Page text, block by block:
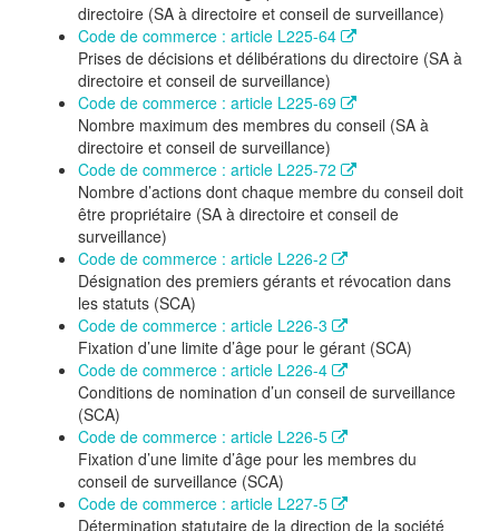
directoire (SA à directoire et conseil de surveillance)
Code de commerce : article L225-64
Prises de décisions et délibérations du directoire (SA à
directoire et conseil de surveillance)
Code de commerce : article L225-69
Nombre maximum des membres du conseil (SA à
directoire et conseil de surveillance)
Code de commerce : article L225-72
Nombre d’actions dont chaque membre du conseil doit
être propriétaire (SA à directoire et conseil de
surveillance)
Code de commerce : article L226-2
Désignation des premiers gérants et révocation dans
les statuts (SCA)
Code de commerce : article L226-3
Fixation d’une limite d’âge pour le gérant (SCA)
Code de commerce : article L226-4
Conditions de nomination d’un conseil de surveillance
(SCA)
Code de commerce : article L226-5
Fixation d’une limite d’âge pour les membres du
conseil de surveillance (SCA)
Code de commerce : article L227-5
Détermination statutaire de la direction de la société